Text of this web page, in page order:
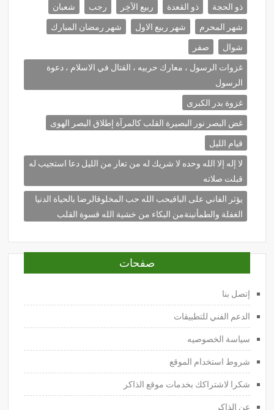
ذو الحجة
ذو القعدة ربيع الآخِر رجب
شعبان
شهر المحرم
شهر ربيع الاول
شهر رمضان المبارك
شوال
صفر
غزوات الرسول ، معارك حربيه ، القتال في الاسلام ، دعوة
الرسول
غزوة بدر الكبرى
غض البصر نور البصيرة القلب كالمرآة إطلاق البصر الهوى
قيام الليل
لا إله إلا الله وحده لا شريك له من تعار من الليل دعا استجيب له
قبلت صلاته
يؤثر الفاني على الباقيحب الله حب المخلوقالرضا بالحياة الدنيا
الغفلة والطمأنينةمن البكاء من خشية الله قسوة القلب
صفحات
إتصل بنا
الدعم الفني للتطبيقات
سياسة الخصوصيه
شروط استخدام الموقع
شكرا لاشتراكك بخدمات موقع الذاكر
عن الذاكر